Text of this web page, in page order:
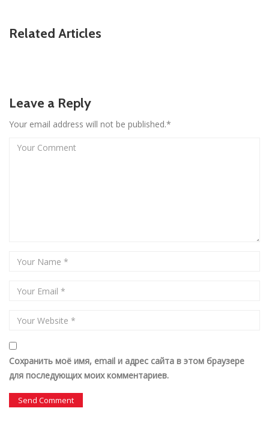
Related Articles
Leave a Reply
Your email address will not be published.*
Сохранить моё имя, email и адрес сайта в этом браузере
для последующих моих комментариев.